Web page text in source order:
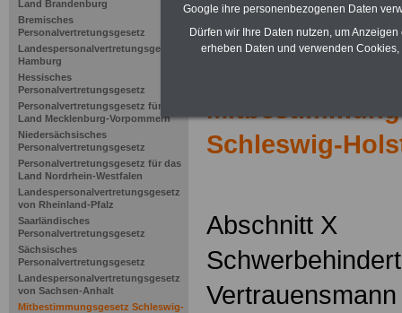
Land Brandenburg
Bremisches
Personalvertretungsgesetz
Landespersonalvertretungsgesetz
Hamburg
Hessisches
Personalvertretungsgesetz
Personalvertretungsgesetz für das
Land Mecklenburg-Vorpommern
Niedersächsisches
Personalvertretungsgesetz
Personalvertretungsgesetz für das
Land Nordrhein-Westfalen
Landespersonalvertretungsgesetz
von Rheinland-Pfalz
Saarländisches
Personalvertretungsgesetz
Sächsisches
Personalvertretungsgesetz
Landespersonalvertretungsgesetz
von Sachsen-Anhalt
Mitbestimmungsgesetz Schleswig-
Schleswig-
Abschnitt X
Google ihre personenbezogenen Daten
Dürfen wir Ihre Daten nutzen, um
erheben Daten und verwenden